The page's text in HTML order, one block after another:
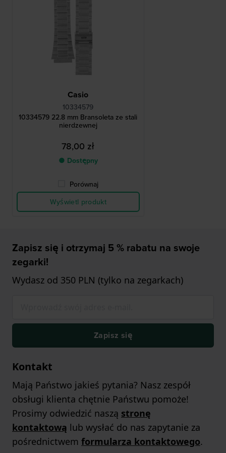
Casio
10334579
10334579 22.8 mm Bransoleta ze stali
nierdzewnej
78,00 zł
● Dostępny
Porównaj
Wyświetl produkt
Zapisz się i otrzymaj 5 % rabatu na swoje
zegarki!
Wydasz od 350 PLN (tylko na zegarkach)
Zapisz się
Kontakt
Mają Państwo jakieś pytania? Nasz zespół
obsługi klienta chętnie Państwu pomoże!
Prosimy odwiedzić naszą stronę
kontaktową lub wysłać do nas zapytanie za
pośrednictwem formularza kontaktowego.